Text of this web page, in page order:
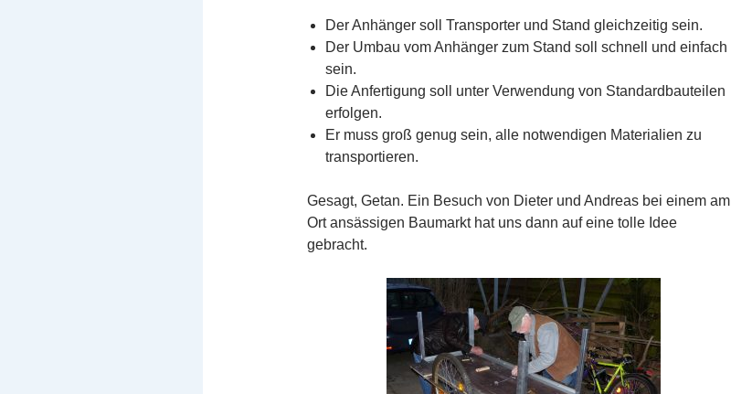
Der Anhänger soll Transporter und Stand gleichzeitig sein.
Der Umbau vom Anhänger zum Stand soll schnell und einfach
sein.
Die Anfertigung soll unter Verwendung von Standardbauteilen
erfolgen.
Er muss groß genug sein, alle notwendigen Materialien zu
transportieren.
Gesagt, Getan. Ein Besuch von Dieter und Andreas bei einem am
Ort ansässigen Baumarkt hat uns dann auf eine tolle Idee
gebracht.